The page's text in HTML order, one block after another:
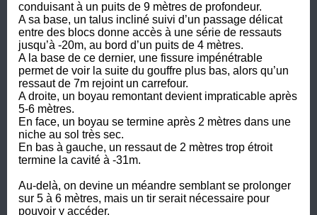
conduisant à un puits de 9 mètres de profondeur.
A sa base, un talus incliné suivi d’un passage délicat
entre des blocs donne accès à une série de ressauts
jusqu’à -20m, au bord d’un puits de 4 mètres.
A la base de ce dernier, une fissure impénétrable
permet de voir la suite du gouffre plus bas, alors qu’un
ressaut de 7m rejoint un carrefour.
A droite, un boyau remontant devient impraticable après
5-6 mètres.
En face, un boyau se termine après 2 mètres dans une
niche au sol très sec.
En bas à gauche, un ressaut de 2 mètres trop étroit
termine la cavité à -31m.
Au-delà, on devine un méandre semblant se prolonger
sur 5 à 6 mètres, mais un tir serait nécessaire pour
pouvoir y accéder.